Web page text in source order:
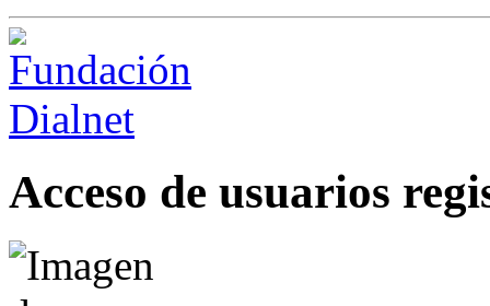
Acceso de usuarios